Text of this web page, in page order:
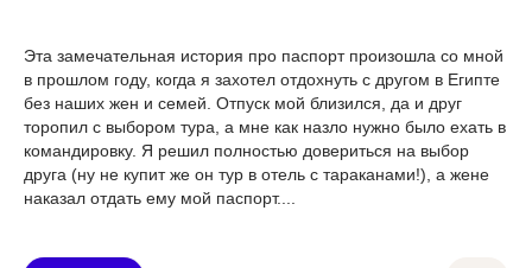
Эта замечательная история про паспорт произошла со мной
в прошлом году, когда я захотел отдохнуть с другом в Египте
без наших жен и семей. Отпуск мой близился, да и друг
торопил с выбором тура, а мне как назло нужно было ехать в
командировку. Я решил полностью довериться на выбор
друга (ну не купит же он тур в отель с тараканами!), а жене
наказал отдать ему мой паспорт....